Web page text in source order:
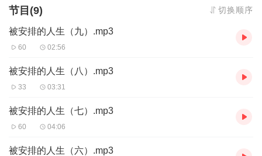
节目(9) 切换顺序
被安排的人生（九）.mp3
60 02:56
被安排的人生（八）.mp3
33 03:31
被安排的人生（七）.mp3
60 04:06
被安排的人生（六）.mp3